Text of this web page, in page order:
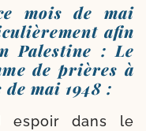
mois de mai
afin
Palestine : Le
de prières à
mai 1948 :
espoir dans le